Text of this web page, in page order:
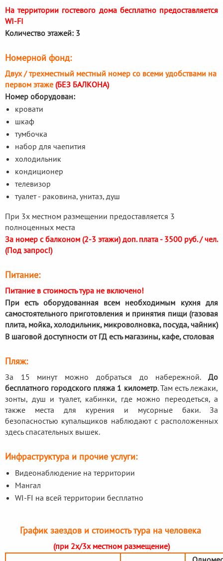
На территории гостевого дома бесплатно предоставляется
WI-FI
Количество этажей: 3
Номерной фонд:
Двух / трехместный местный номер со всеми удобствами на
первом этаже (БЕЗ БАЛКОНА)
Номер оборудован:
кровати
шкаф
тумбочка
набор для чаепития
холодильник
кондиционер
телевизор
туалет - раковина, унитаз, душ
При 3х местном размещении предоставляется 3
полноценных места
За номер с балконом (2-3 этажи) доп. плата - 3500 руб. / чел.
(Под запрос!)
Питание:
Питание в стоимость тура не включено!
При есть оборудованная всем необходимым кухня для
самостоятельного приготовления и принятия пищи (газовая
плита, мойка, холодильник, микроволновка, посуда, чайник)
В шаговой доступности от ГД есть магазины, кафе, столовая
Пляж:
За 15 минут можно добраться до набережной. До
бесплатного городского пляжа 1 километр. Там есть лежаки,
зонты, душ и туалет, кабинки, где можно переодеться, а
также места для курения и мусорные баки. За
безопасностью купальщиков наблюдают с расположенных
здесь спасательных вышек.
Инфраструктура и прочие услуги:
Видеонаблюдение на территории
Мангал
WI-FI на всей территории бесплатно
График заездов и стоимость тура на человека
(при 2х/3х местном размещение)